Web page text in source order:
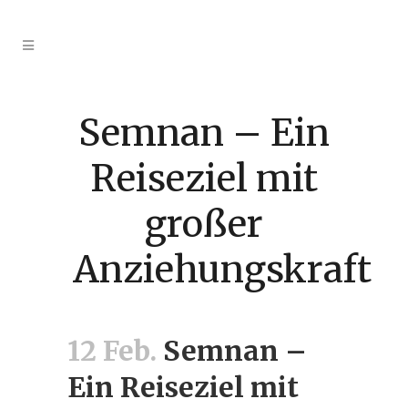
Semnan – Ein
Reiseziel mit
großer
Anziehungskraft
12 Feb. Semnan –
Ein Reiseziel mit